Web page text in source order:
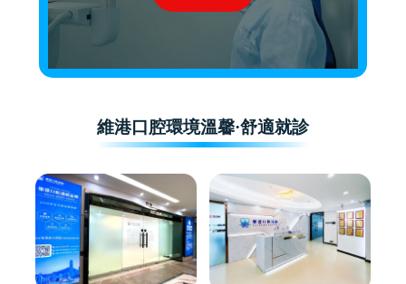
維港口腔環境溫馨·舒適就診